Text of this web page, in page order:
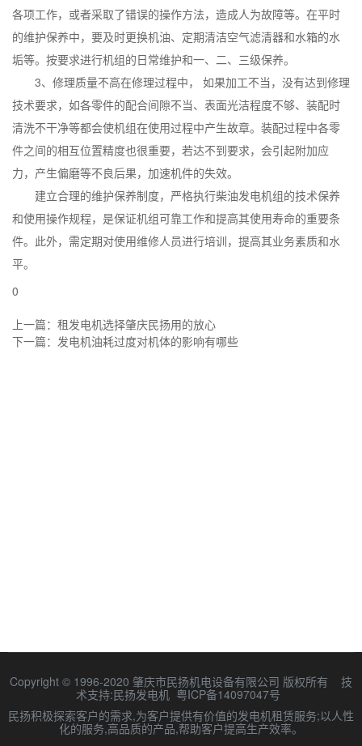
各项工作，或者采取了错误的操作方法，造成人为故障等。在平时
的维护保养中，要及时更换机油、定期清洁空气滤清器和水箱的水
垢等。按要求进行机组的日常维护和一、二、三级保养。
3、修理质量不高在修理过程中， 如果加工不当，没有达到修理
技术要求，如各零件的配合间隙不当、表面光洁程度不够、装配时
清洗不干净等都会使机组在使用过程中产生故章。装配过程中各零
件之间的相互位置精度也很重要，若达不到要求，会引起附加应
力，产生偏磨等不良后果，加速机件的失效。
建立合理的维护保养制度，严格执行柴油发电机组的技术保养
和使用操作规程，是保证机组可靠工作和提高其使用寿命的重要条
件。此外，需定期对使用维修人员进行培训，提高其业务素质和水
平。
0
上一篇： 租发电机选择肇庆民扬用的放心
下一篇： 发电机油耗过度对机体的影响有哪些
Copyright © 1996-2020 肇庆市民扬机电设备有限公司 版权所有
技
术支持:民扬发电机 粤ICP备14097047号
民扬积极探索客户的需求,为客户提供有价值的发电机租赁服务;以人性
化的服务,高品质的产品,帮助客户提高生产效率。